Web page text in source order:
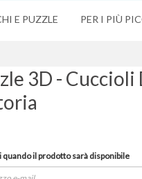
E PUZZLE PER I PIÙ
3D - Cuccioli
quando il prodotto sarà disponibile